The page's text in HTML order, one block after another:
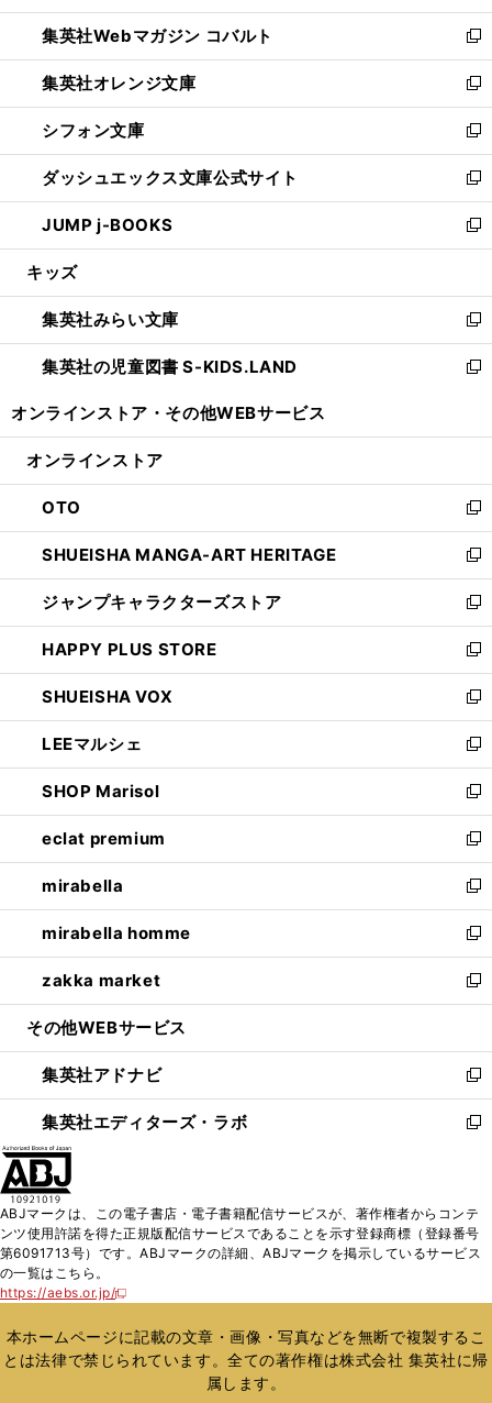
開
く
ウ
で
開
く
ン
ド
ウ
で
開
く
ウ
ィ
ン
ド
ウ
で
開
く
集英社Webマガジン コバルト
新
し
い
ウ
ィ
ン
ド
ウ
で
開
集英社オレンジ文庫
新
し
い
ウ
ィ
ン
ド
ウ
開
く
シフォン文庫
新
し
い
ウ
ィ
ン
ウ
で
開
く
ダッシュエックス文庫公式サイト
新
し
い
ウ
ン
ド
ウ
で
JUMP j-BOOKS
新
し
ウ
ィ
ン
ド
開
キッズ
集英社みらい文庫
新
し
い
ン
ウ
で
開
く
集英社の児童図書 S-KIDS.LAND
新
ウ
ン
ド
ウ
で
開
く
オンラインストア・ その他WEBサービス
オンラインストア
OTO
新
し
い
ウ
ィ
ン
ド
ウ
で
開
く
SHUEISHA MANGA-ART HERITAGE
新
し
い
ウ
ィ
ン
ド
ウ
で
開
く
ジャンプキャラクターズストア
新
し
い
ウ
ィ
ン
ド
ウ
で
開
く
HAPPY PLUS STORE
新
し
い
ウ
ィ
ン
ド
ウ
で
開
く
SHUEISHA VOX
新
し
い
ウ
ィ
ン
ド
ウ
で
開
く
LEEマルシェ
新
し
い
ウ
ィ
ン
ド
ウ
で
開
く
SHOP Marisol
新
し
い
ウ
ィ
ン
ド
ウ
で
開
eclat premium
新
し
い
ウ
ィ
ン
ド
ウ
開
く
mirabella
新
し
い
ウ
ィ
ン
ウ
で
開
く
mirabella homme
新
し
い
ウ
ン
ド
ウ
で
zakka market
新
し
ウ
ィ
ン
ド
く
その他WEBサービス
集英社アドナビ
新
し
い
ド
ウ
で
集英社エディターズ・ラボ
新
ィ
ン
ド
開
く
ABJマークは、この電子書店・電子書籍配信サービスが、著作権者からコンテ
ンツ使用許諾を得た正規版配信サービスであることを示す登録商標（登録番号
第6091713号）です。ABJマークの詳細、ABJマークを掲示しているサービス
の一覧はこちら。
https://aebs.or.jp/
新
い
ウ
ィ
本ホームページに記載の文章・画像・写真などを無断で複製するこ
とは法律で禁じられています。全ての著作権は株式会社 集英社に帰
属します。